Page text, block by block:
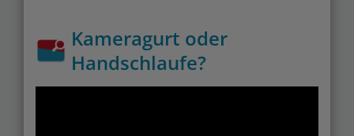
Kameragurt oder
Handschlaufe?